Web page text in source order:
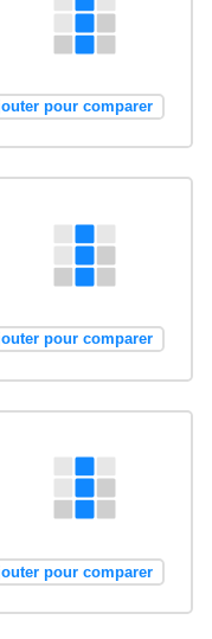
pour comparer
pour comparer
pour comparer